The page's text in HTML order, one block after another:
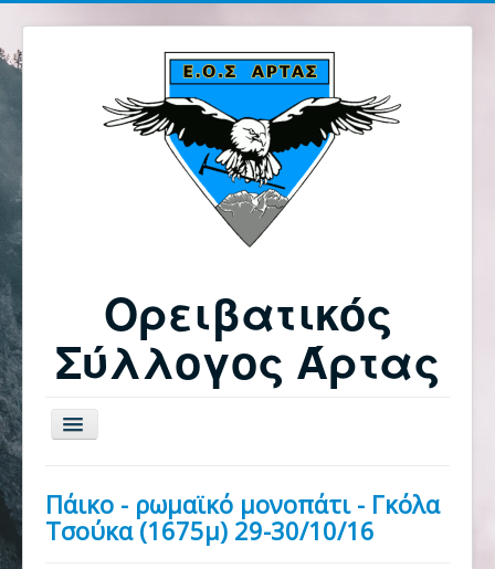
Ορειβατικός
Σύλλογος Άρτας
Εναλλαγή
πλοήγησης
Αρχική
Πάικο - ρωμαϊκό μονοπάτι - Γκόλα
Τσούκα (1675μ) 29-30/10/16